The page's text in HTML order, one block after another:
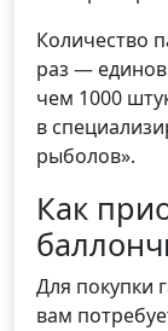
Количество
раз —
чем 1000
в
рыболов».
Как
Для покупки
вам